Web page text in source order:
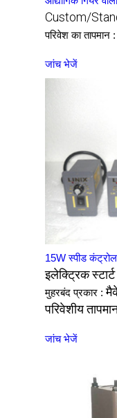
Custom/
परिवेश का तापमान :
जांच भेजें
15W स्पीड
इलेक्ट्रिक स्टार्ट
मुहरबंद प्रकार :
परिवेशीय
जांच भेजें